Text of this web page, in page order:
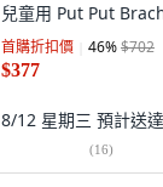
兒童用 Put Put
首購折扣價 46%$702
$377
8/12 星期三 預計送達
(16)